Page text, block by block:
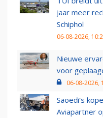
jaar meer
Schiphol
06-08-2026,
Nieuwe
voor
06-08-2026,
Saoedi’s
Aviapartner